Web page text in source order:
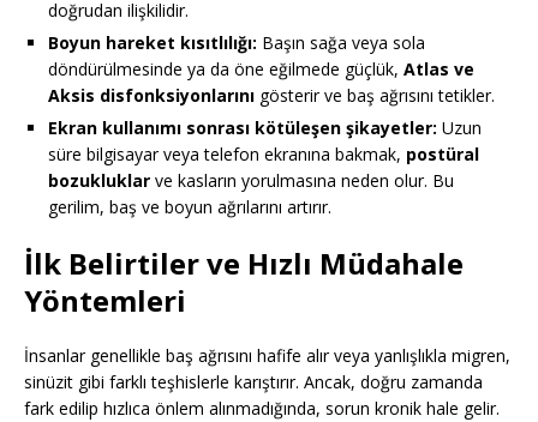
doğrudan ilişkilidir.
Boyun hareket kısıtlılığı: Başın sağa veya sola
döndürülmesinde ya da öne eğilmede güçlük, Atlas ve
Aksis disfonksiyonlarını gösterir ve baş ağrısını tetikler.
Ekran kullanımı sonrası kötüleşen şikayetler: Uzun
süre bilgisayar veya telefon ekranına bakmak, postüral
bozukluklar ve kasların yorulmasına neden olur. Bu
gerilim, baş ve boyun ağrılarını artırır.
İlk Belirtiler ve Hızlı Müdahale
Yöntemleri
İnsanlar genellikle baş ağrısını hafife alır veya yanlışlıkla migren,
sinüzit gibi farklı teşhislerle karıştırır. Ancak, doğru zamanda
fark edilip hızlıca önlem alınmadığında, sorun kronik hale gelir.